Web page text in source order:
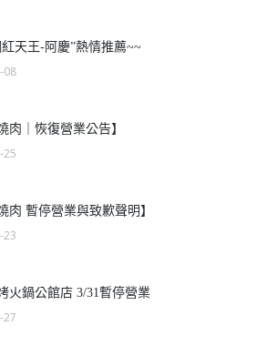
紅天王-阿慶”熱情推薦~~
08
肉｜恢復營業公告】
25
肉 暫停營業與致歉聲明】
23
火鍋公館店 3/31暫停營業
27